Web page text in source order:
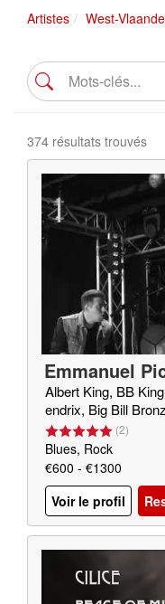
Artistes West-
374 résultats trouvés
Emmanuel
ow
Albert King, BB
endrix, Big Bill
(2)
Blues, Rock
€600 - €1300
Voir le profil